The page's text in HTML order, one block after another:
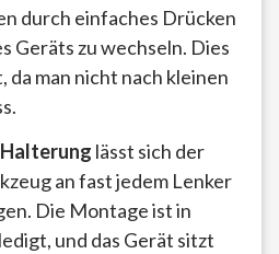
durch einfaches Drücken
Geräts zu wechseln. Dies
da man nicht nach kleinen
lässt sich der
an fast jedem Lenker
Die Montage ist in
und das Gerät sitzt